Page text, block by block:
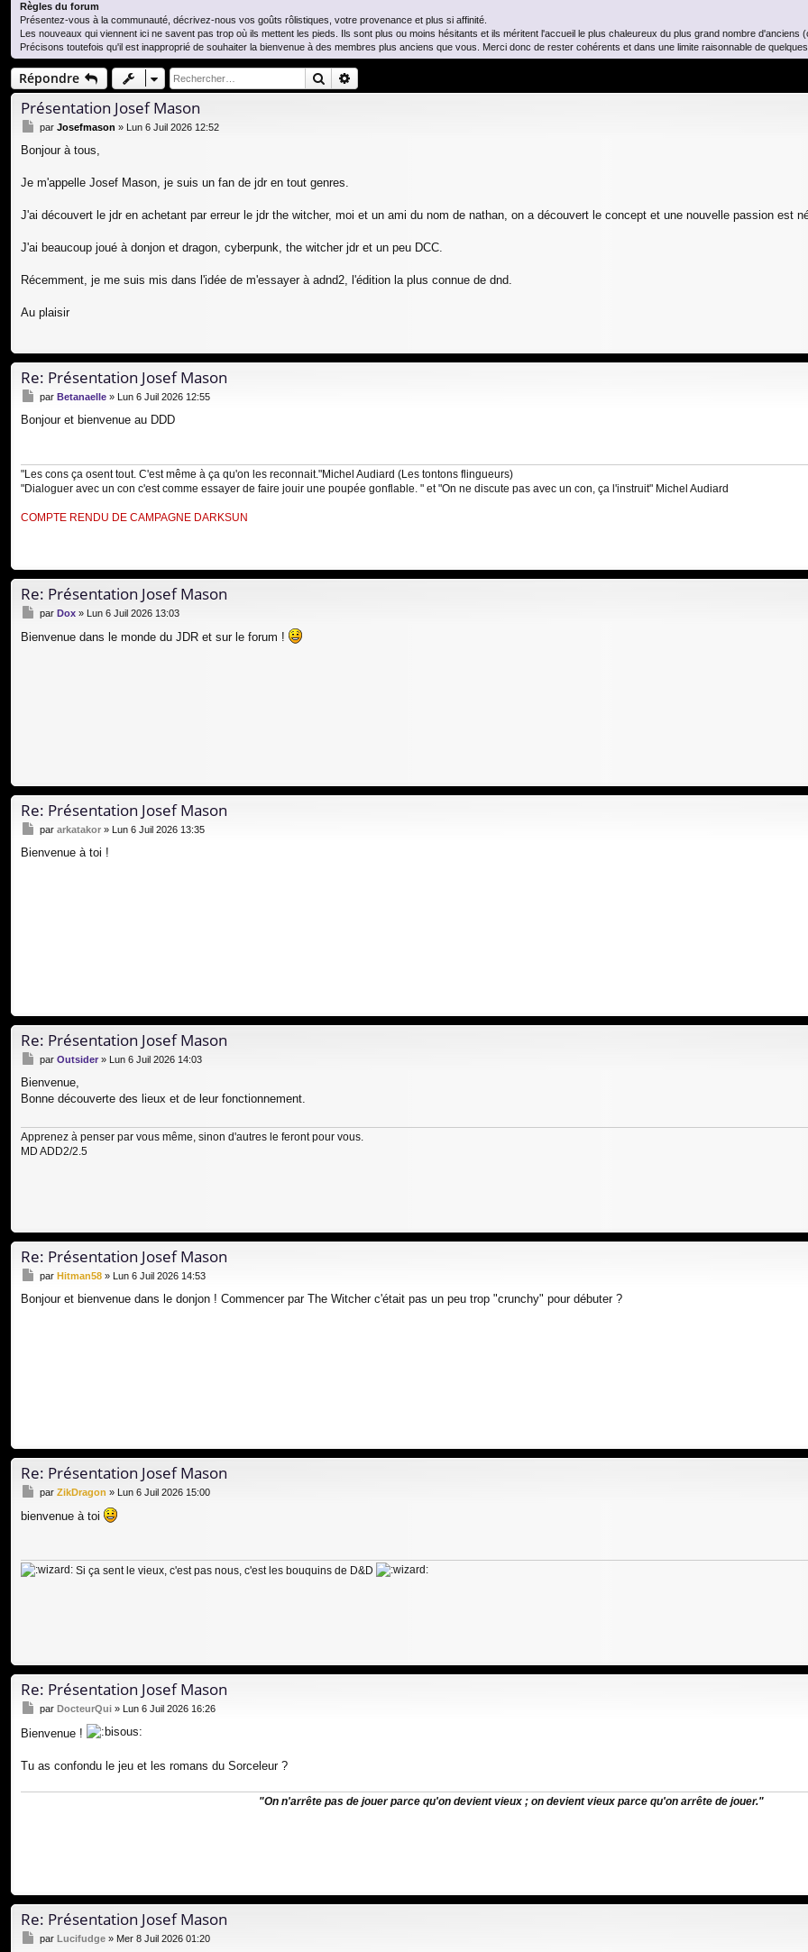
s
Règles du forum
Présentez-vous à la communauté, décrivez-nous vos goûts rôlistiques, votre provenance et plus si affinité.
Les nouveaux qui viennent ici ne savent pas trop où ils mettent les pieds. Ils sont plus ou moins hésitants et ils méritent l'accueil le plus chaleureux du plus grand nombre d'anciens
Précisons toutefois qu'il est inapproprié de souhaiter la bienvenue à des membres plus anciens que vous. Merci donc de rester cohérents et dans une limite raisonnable de
Répondre Rechercher
Présentation Josef Mason
M
s
a
par Josefmason » Lun 6 Juil 2026 12:52
Bonjour à tous,
Je m'appelle Josef Mason, je suis un fan de jdr en tout genres.
J'ai découvert le jdr en achetant par erreur le jdr the witcher, moi et un ami du nom de nathan, on a découvert le concept et une nouvelle passion est
J'ai beaucoup joué à donjon et dragon, cyberpunk, the witcher jdr et un peu DCC.
Récemment, je me suis mis dans l'idée de m'essayer à adnd2, l'édition la plus connue de dnd.
Au plaisir
Re: Présentation Josef Mason
M
s
g
e
par Betanaelle » Lun 6 Juil 2026 12:55
Bonjour et bienvenue au DDD
"Les cons ça osent tout. C'est même à ça qu'on les reconnait."Michel Audiard (Les tontons flingueurs)
"Dialoguer avec un con c'est comme essayer de faire jouir une poupée gonflable. " et "On ne discute pas avec un con, ça l'instruit" Michel Audiard
COMPTE RENDU DE CAMPAGNE DARKSUN
Re: Présentation Josef Mason
M
s
par Dox » Lun 6 Juil 2026 13:03
Bienvenue dans le monde du JDR et sur le forum !
Re: Présentation Josef Mason
M
s
par arkatakor » Lun 6 Juil 2026 13:35
Bienvenue à toi !
Re: Présentation Josef Mason
M
s
s
g
e
par Outsider » Lun 6 Juil 2026 14:03
Bienvenue,
Bonne découverte des lieux et de leur fonctionnement.
Apprenez à penser par vous même, sinon d'autres le feront pour vous.
MD ADD2/2.5
Re: Présentation Josef Mason
M
s
par Hitman58 » Lun 6 Juil 2026 14:53
Bonjour et bienvenue dans le donjon ! Commencer par The Witcher c'était pas un peu trop "crunchy" pour débuter ?
Re: Présentation Josef Mason
M
s
g
e
par ZikDragon » Lun 6 Juil 2026 15:00
bienvenue à toi
Si ça sent le vieux, c'est pas nous, c'est les bouquins de D&D
Re: Présentation Josef Mason
M
s
a
par DocteurQui » Lun 6 Juil 2026 16:26
Bienvenue !
Tu as confondu le jeu et les romans du Sorceleur ?
"On n'arrête pas de jouer parce qu'on devient vieux ; on devient vieux parce qu'on arrête de jouer."
Re: Présentation Josef Mason
M
par Lucifudge » Mer 8 Juil 2026 01:20